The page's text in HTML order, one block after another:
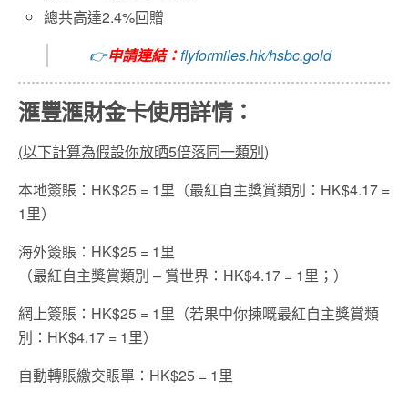
總共高達2.4%回贈
👉申請連結：flyformiles.hk/hsbc.gold
滙豐滙財金卡使用詳情：
(以下計算為假設你放晒5倍落同一類別)
本地簽賬：HK$25 = 1里（最紅自主獎賞類別：HK$4.17 =
1里）
海外簽賬：HK$25 = 1里
（最紅自主獎賞類別 – 賞世界：HK$4.17 = 1里；）
網上簽賬：HK$25 = 1里（若果中你揀嘅最紅自主獎賞類
別：HK$4.17 = 1里）
自動轉賬繳交賬單：HK$25 = 1里